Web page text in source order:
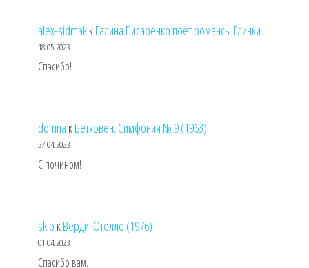
alex-sidmakкГалина Писаренко поет романсы Глинки
18.05.2023
Спасибо!
domna кБетховен. Симфония № 9 (1963)
27.04.2023
С почином!
skip кВерди. Отелло (1976)
01.04.2023
Спасибо вам.